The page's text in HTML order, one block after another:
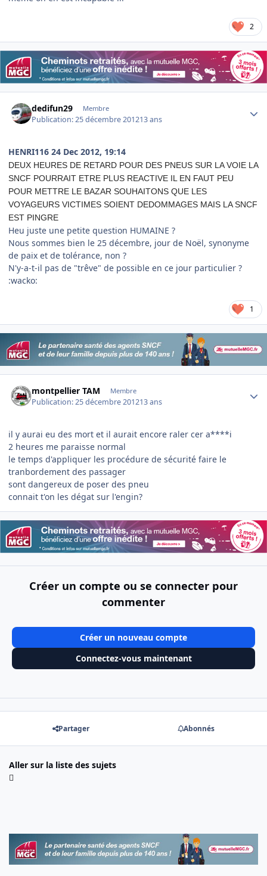
2
dedifun29 Membre
Publication:25 décembre 201213 ans
HENRI116 24 Dec 2012, 19:14
DEUX HEURES DE RETARD POUR DES PNEUS SUR LA VOIE LA
SNCF POURRAIT ETRE PLUS REACTIVE IL EN FAUT PEU
POUR METTRE LE BAZAR SOUHAITONS QUE LES
VOYAGEURS VICTIMES SOIENT DEDOMMAGES MAIS LA SNCF
EST PINGRE
Heu juste une petite question HUMAINE ?
Nous sommes bien le 25 décembre, jour de Noël, synonyme
de paix et de tolérance, non ?
N'y-a-t-il pas de "trêve" de possible en ce jour particulier ?
:wacko:
1
montpellier TAM Membre
Publication:25 décembre 201213 ans
il y aurai eu des mort et il aurait encore raler cer a****i
2 heures me paraisse normal
le temps d'appliquer les procédure de sécurité faire le
tranbordement des passager
sont dangereux de poser des pneu
connait t'on les dégat sur l'engin?
Créer un compte ou se connecter pour
commenter
Créer un nouveau compte
Connectez-vous maintenant
Partager Abonnés
Aller sur la liste des sujets